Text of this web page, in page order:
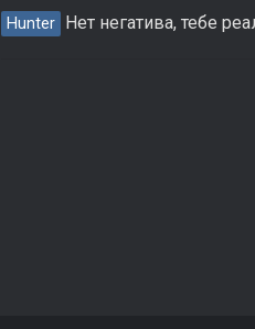
Hunter Нет негатива, тебе